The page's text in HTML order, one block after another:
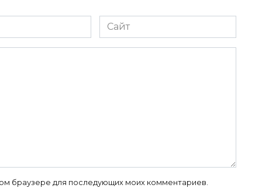
Сайт
браузере для последующих моих комментариев.